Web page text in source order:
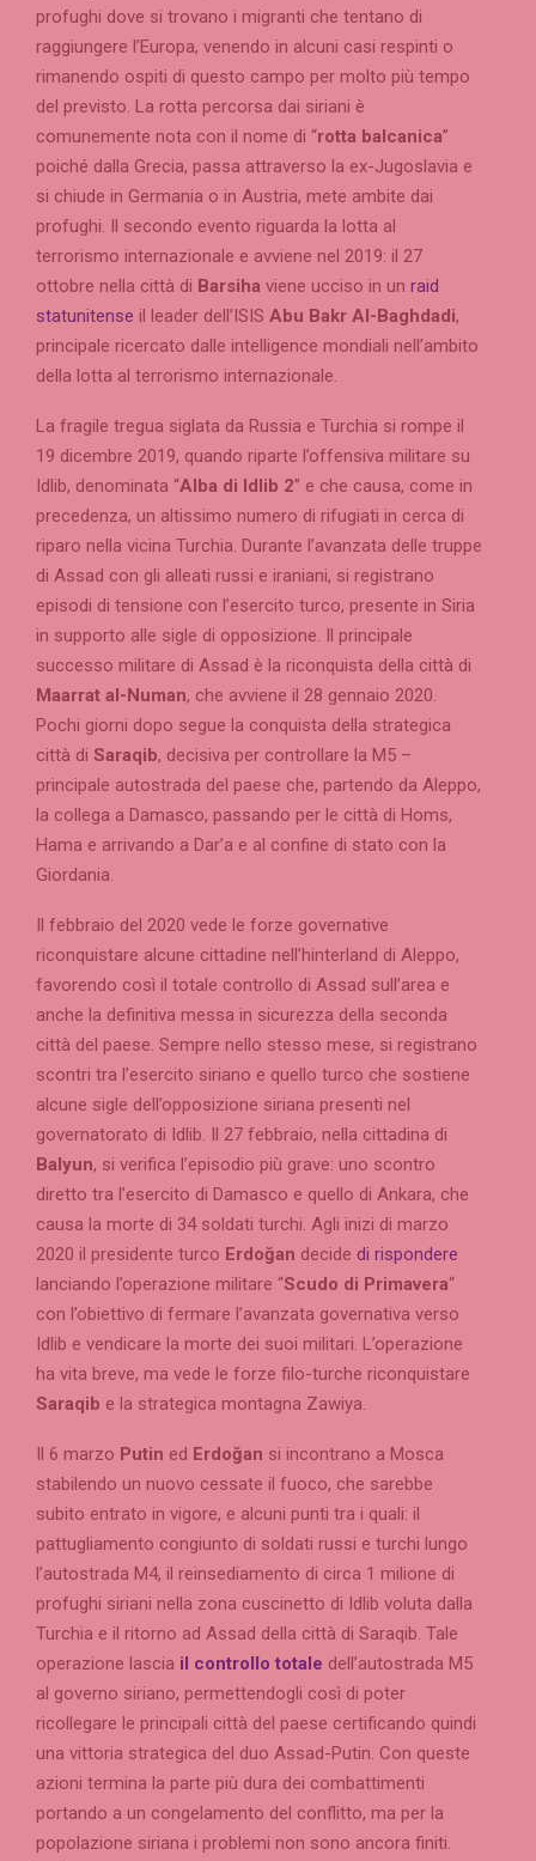
profughi dove si trovano i migranti che tentano di
raggiungere l’Europa, venendo in alcuni casi respinti o
rimanendo ospiti di questo campo per molto più tempo
del previsto. La rotta percorsa dai siriani è
comunemente nota con il nome di “rotta balcanica”
poiché dalla Grecia, passa attraverso la ex-Jugoslavia e
si chiude in Germania o in Austria, mete ambite dai
profughi. Il secondo evento riguarda la lotta al
terrorismo internazionale e avviene nel 2019: il 27
ottobre nella città di Barsiha viene ucciso in un raid
statunitense il leader dell’ISIS Abu Bakr Al-Baghdadi,
principale ricercato dalle intelligence mondiali nell’ambito
della lotta al terrorismo internazionale.
La fragile tregua siglata da Russia e Turchia si rompe il
19 dicembre 2019, quando riparte l’offensiva militare su
Idlib, denominata “Alba di Idlib 2” e che causa, come in
precedenza, un altissimo numero di rifugiati in cerca di
riparo nella vicina Turchia. Durante l’avanzata delle truppe
di Assad con gli alleati russi e iraniani, si registrano
episodi di tensione con l’esercito turco, presente in Siria
in supporto alle sigle di opposizione. Il principale
successo militare di Assad è la riconquista della città di
Maarrat al-Numan, che avviene il 28 gennaio 2020.
Pochi giorni dopo segue la conquista della strategica
città di Saraqib, decisiva per controllare la M5 –
principale autostrada del paese che, partendo da Aleppo,
la collega a Damasco, passando per le città di Homs,
Hama e arrivando a Dar’a e al confine di stato con la
Giordania.
Il febbraio del 2020 vede le forze governative
riconquistare alcune cittadine nell’hinterland di Aleppo,
favorendo così il totale controllo di Assad sull’area e
anche la definitiva messa in sicurezza della seconda
città del paese. Sempre nello stesso mese, si registrano
scontri tra l’esercito siriano e quello turco che sostiene
alcune sigle dell’opposizione siriana presenti nel
governatorato di Idlib. Il 27 febbraio, nella cittadina di
Balyun, si verifica l’episodio più grave: uno scontro
diretto tra l’esercito di Damasco e quello di Ankara, che
causa la morte di 34 soldati turchi. Agli inizi di marzo
2020 il presidente turco Erdoğan decide di rispondere
lanciando l’operazione militare “Scudo di Primavera“
con l’obiettivo di fermare l’avanzata governativa verso
Idlib e vendicare la morte dei suoi militari. L’operazione
ha vita breve, ma vede le forze filo-turche riconquistare
Saraqib e la strategica montagna Zawiya.
Il 6 marzo Putin ed Erdoğan si incontrano a Mosca
stabilendo un nuovo cessate il fuoco, che sarebbe
subito entrato in vigore, e alcuni punti tra i quali: il
pattugliamento congiunto di soldati russi e turchi lungo
l’autostrada M4, il reinsediamento di circa 1 milione di
profughi siriani nella zona cuscinetto di Idlib voluta dalla
Turchia e il ritorno ad Assad della città di Saraqib. Tale
operazione lascia il controllo totale dell’autostrada M5
al governo siriano, permettendogli così di poter
ricollegare le principali città del paese certificando quindi
una vittoria strategica del duo Assad-Putin. Con queste
azioni termina la parte più dura dei combattimenti
portando a un congelamento del conflitto, ma per la
popolazione siriana i problemi non sono ancora finiti.